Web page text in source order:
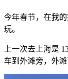
今年春节，在我
玩。
上一次去上海是
车到外滩旁，外